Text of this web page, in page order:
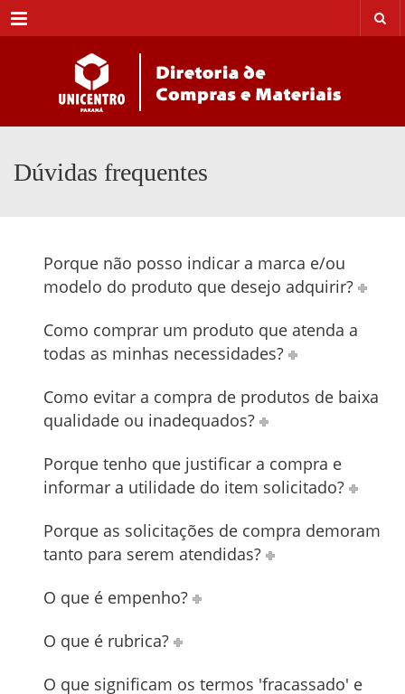
Menu
Dúvidas frequentes
Porque não posso indicar a marca e/ou
modelo do produto que desejo adquirir?
Como comprar um produto que atenda a
todas as minhas necessidades?
Como evitar a compra de produtos de baixa
qualidade ou inadequados?
Porque tenho que justificar a compra e
informar a utilidade do item solicitado?
Porque as solicitações de compra demoram
tanto para serem atendidas?
O que é empenho?
O que é rubrica?
O que significam os termos 'fracassado' e